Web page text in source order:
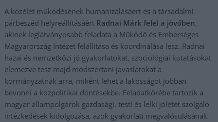
A közélet működésének humanizálásáért és a társadalmi
párbeszéd helyreállításáért Radnai Márk felel a jövőben,
akinek leglátványosabb feladata a Működő és Emberséges
Magyarország Intézet felállítása és koordinálása lesz. Radnai
hazai és nemzetközi jó gyakorlatokat, szociológiai kutatásokat
elemezve tesz majd módszertani javaslatokat a
kormányzatnak arra, miként lehet a lakosságot jobban
bevonni a közpolitikai döntésekbe. Feladatkörébe tartozik a
magyar állampolgárok gazdasági, testi és lelki jólétét szolgáló
intézkedések kidolgozása, azok gyakorlati megvalósulásának